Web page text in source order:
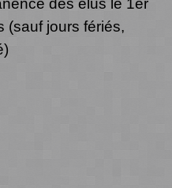
(sauf jours fériés,